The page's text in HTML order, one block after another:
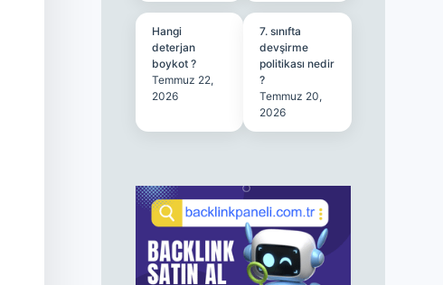
Hangi
deterjan
boykot ?
Temmuz 22,
2026
7. sınıfta
devşirme
politikası nedir
?
Temmuz 20,
2026